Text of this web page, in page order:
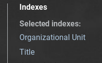
Indexes
Selected indexes:
Organizational Unit
Title